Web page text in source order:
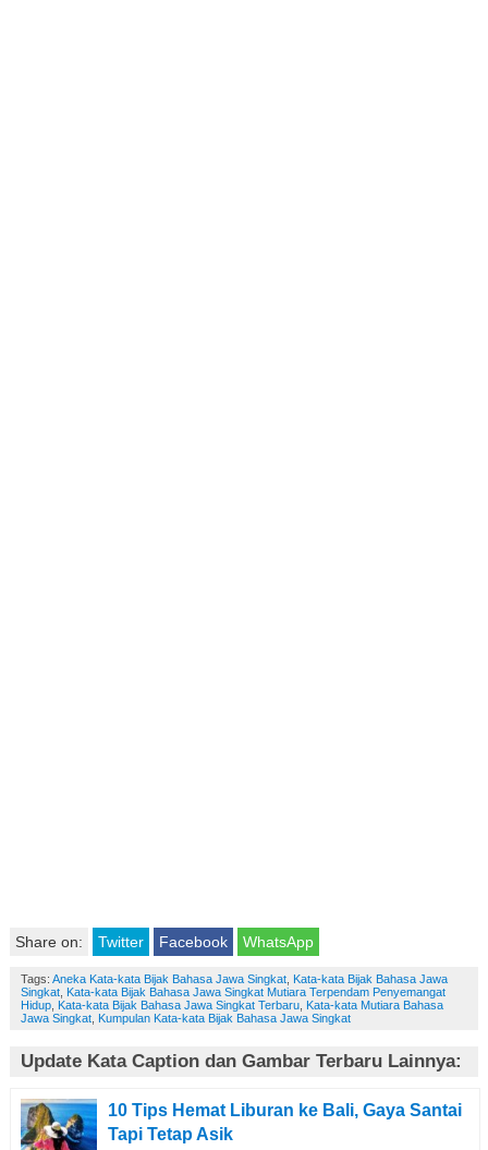
Share on: Twitter Facebook WhatsApp
Tags: Aneka Kata-kata Bijak Bahasa Jawa Singkat, Kata-kata Bijak Bahasa Jawa
Singkat, Kata-kata Bijak Bahasa Jawa Singkat Mutiara Terpendam Penyemangat
Hidup, Kata-kata Bijak Bahasa Jawa Singkat Terbaru, Kata-kata Mutiara Bahasa
Jawa Singkat, Kumpulan Kata-kata Bijak Bahasa Jawa Singkat
Update Kata Caption dan Gambar Terbaru Lainnya:
10 Tips Hemat Liburan ke Bali, Gaya Santai
Tapi Tetap Asik